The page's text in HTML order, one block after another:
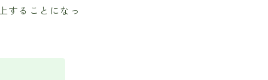
することになっ